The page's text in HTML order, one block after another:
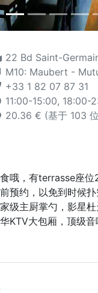
22 Bd Saint-
M10: Maubert -
+33 1 82 07 87 31
11:00-15:00, 18:00-
20.36 € (基于 103
哦，有terrasse座
预约，以免到时候
级主厨掌勺，影星
KTV大包厢，顶级